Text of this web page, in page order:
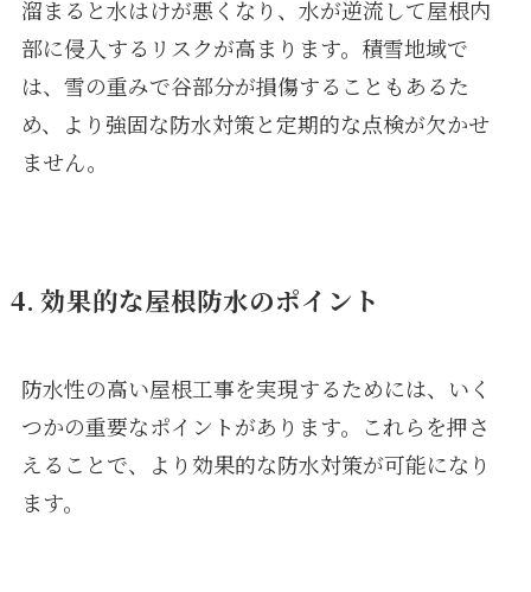
溜まると水はけが悪くなり、水が逆流して屋根内
部に侵入するリスクが高まります。積雪地域で
は、雪の重みで谷部分が損傷することもあるた
め、より強固な防水対策と定期的な点検が欠かせ
ません。
4. 効果的な屋根防水のポイント
防水性の高い屋根工事を実現するためには、いく
つかの重要なポイントがあります。これらを押さ
えることで、より効果的な防水対策が可能になり
ます。